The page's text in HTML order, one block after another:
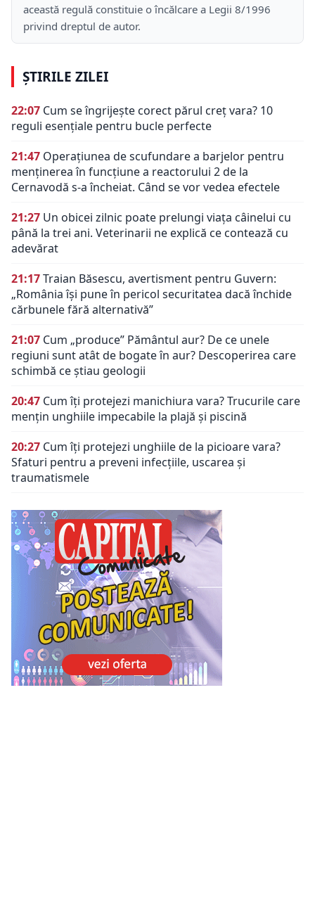
această regulă constituie o încălcare a Legii 8/1996
privind dreptul de autor.
ȘTIRILE ZILEI
22:07 Cum se îngrijește corect părul creț vara? 10
reguli esențiale pentru bucle perfecte
21:47 Operațiunea de scufundare a barjelor pentru
menținerea în funcțiune a reactorului 2 de la
Cernavodă s-a încheiat. Când se vor vedea efectele
21:27 Un obicei zilnic poate prelungi viața câinelui cu
până la trei ani. Veterinarii ne explică ce contează cu
adevărat
21:17Traian Băsescu, avertisment pentru Guvern:
„România își pune în pericol securitatea dacă închide
cărbunele fără alternativă”
21:07 Cum „produce” Pământul aur? De ce unele
regiuni sunt atât de bogate în aur? Descoperirea care
schimbă ce știau geologii
20:47 Cum îți protejezi manichiura vara? Trucurile care
mențin unghiile impecabile la plajă și piscină
20:27 Cum îți protejezi unghiile de la picioare vara?
Sfaturi pentru a preveni infecțiile, uscarea și
traumatismele